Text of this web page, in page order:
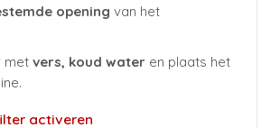
opening van het
met vers, koud water en plaats het
activeren